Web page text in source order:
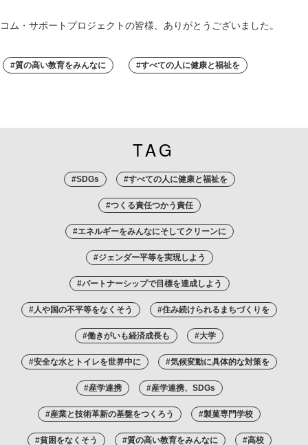
コム・サポートプロジェクトの皆様、ありがとうございました。
#質の高い教育をみんなに #すべての人に健康と福祉を
TAG
#SDGs #すべての人に健康と福祉を
#つくる責任つかう責任
#エネルギーをみんなにそしてクリーンに
#ジェンダー平等を実現しよう
#パートナーシップで目標を達成しよう
#人や国の不平等をなくそう #住み続けられるまちづくりを
#働きがいも経済成長も #大学
#安全な水とトイレを世界中に #気候変動に具体的な対策を
#産学連携 #産学連携、SDGs
#産業と技術革新の基盤をつくろう #製菓専門学校
#貧困をなくそう #質の高い教育をみんなに #高校